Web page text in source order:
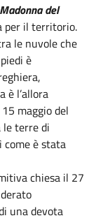
del
per il territorio.
le nuvole che
è
è l’allora
maggio del
le terre di
come è stata
chiesa il 27
una devota